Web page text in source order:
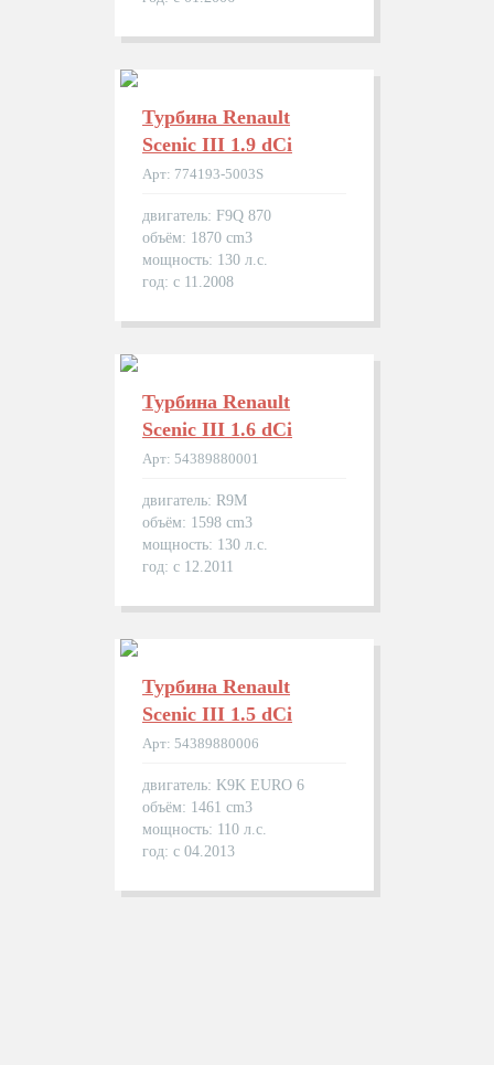
Турбина Renault
Scenic III 1.9 dCi
Арт: 774193-5003S
двигатель: F9Q 870
объём: 1870 cm3
мощность: 130 л.с.
год: с 11.2008
Турбина Renault
Scenic III 1.6 dCi
Арт: 54389880001
двигатель: R9M
объём: 1598 cm3
мощность: 130 л.с.
год: с 12.2011
Турбина Renault
Scenic III 1.5 dCi
Арт: 54389880006
двигатель: K9K EURO 6
объём: 1461 cm3
мощность: 110 л.с.
год: с 04.2013